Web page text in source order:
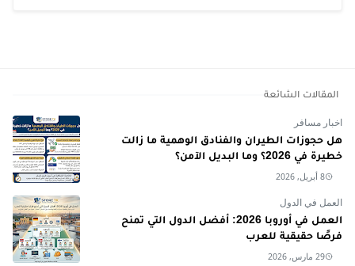
المقالات الشائعة
اخبار مسافر
هل حجوزات الطيران والفنادق الوهمية ما زالت
خطيرة في 2026؟ وما البديل الآمن؟
8 أبريل, 2026
العمل في الدول
العمل في أوروبا 2026: أفضل الدول التي تمنح
فرصًا حقيقية للعرب
29 مارس, 2026